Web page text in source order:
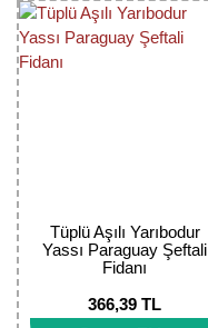
Tüplü Aşılı Yarıbodur
Yassı Paraguay Şeftali
Fidanı
366,39 TL